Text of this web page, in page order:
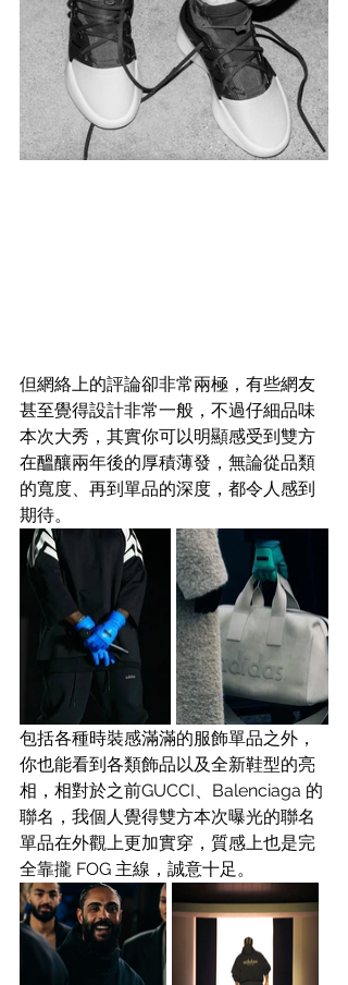
但網絡上的評論卻非常兩極，有些網友
甚至覺得設計非常一般，不過仔細品味
本次大秀，其實你可以明顯感受到雙方
在醞釀兩年後的厚積薄發，無論從品類
的寬度、再到單品的深度，都令人感到
期待。
包括各種時裝感滿滿的服飾單品之外，
你也能看到各類飾品以及全新鞋型的亮
相，相對於之前GUCCI、Balenciaga 的
聯名，我個人覺得雙方本次曝光的聯名
單品在外觀上更加實穿，質感上也是完
全靠攏 FOG 主線，誠意十足。